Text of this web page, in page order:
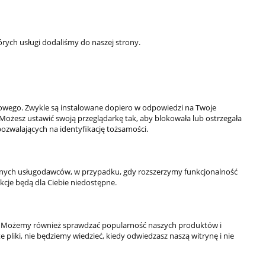
ul. Krakowska 69,
32-050 Skawina
789-269-890
usługi dodaliśmy do naszej strony.
Zwykle są instalowane dopiero w odpowiedzi na Twoje
ustawić swoją przeglądarkę tak, aby blokowała lub ostrzegała
na identyfikację tożsamości.
usługodawców, w przypadku, gdy rozszerzymy funkcjonalność
będą dla Ciebie niedostępne.
również sprawdzać popularność naszych produktów i
nie będziemy wiedzieć, kiedy odwiedzasz naszą witrynę i nie